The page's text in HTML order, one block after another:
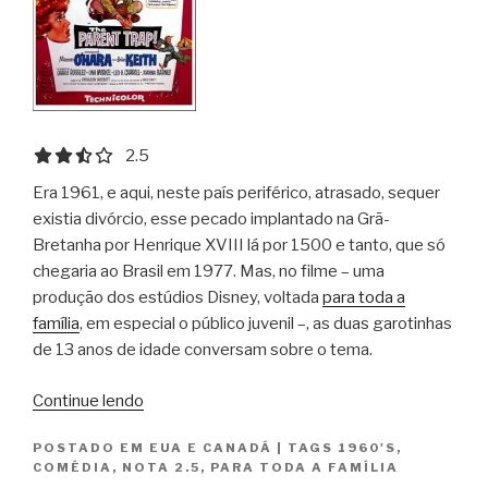
2.5 out of 5.0 stars
2.5
Era 1961, e aqui, neste país periférico, atrasado, sequer
existia divórcio, esse pecado implantado na Grã-
Bretanha por Henrique XVIII lá por 1500 e tanto, que só
chegaria ao Brasil em 1977. Mas, no filme – uma
produção dos estúdios Disney, voltada para toda a
família, em especial o público juvenil –, as duas garotinhas
de 13 anos de idade conversam sobre o tema.
Continue lendo
Amor
de
POSTADO EM EUA E CANADÁ TAGS 1960'S ,
COMÉDIA , NOTA 2.5 , PARA TODA A FAMÍLIA